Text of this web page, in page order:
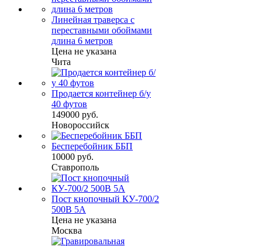
Линейная траверса с
переставными обоймами
длина 6 метров
Цена не указана
Чита
Продается контейнер б/у
40 футов
149000 руб.
Новороссийск
Бесперебойник ББП
10000 руб.
Ставрополь
Пост кнопочный КУ-700/2
500В 5А
Цена не указана
Москва